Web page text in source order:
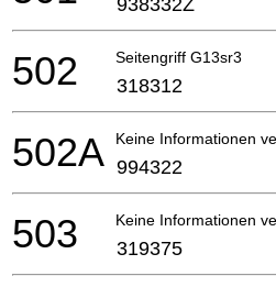
Seitengriff G13sr3
502 318312
Keine Informationen
502A 994322
Keine Informationen
503 319375